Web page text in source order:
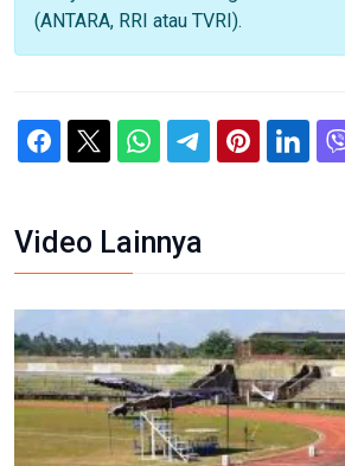
(ANTARA, RRI atau TVRI).
Video Lainnya